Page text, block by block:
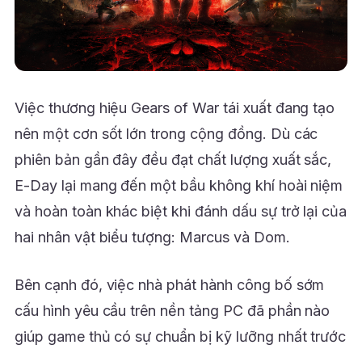
Việc thương hiệu Gears of War tái xuất đang tạo
nên một cơn sốt lớn trong cộng đồng. Dù các
phiên bản gần đây đều đạt chất lượng xuất sắc,
E-Day lại mang đến một bầu không khí hoài niệm
và hoàn toàn khác biệt khi đánh dấu sự trở lại của
hai nhân vật biểu tượng: Marcus và Dom.
Bên cạnh đó, việc nhà phát hành công bố sớm
cấu hình yêu cầu trên nền tảng PC đã phần nào
giúp game thủ có sự chuẩn bị kỹ lưỡng nhất trước